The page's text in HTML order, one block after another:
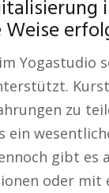
Yogastudio
zu
ein
gibt es
oder